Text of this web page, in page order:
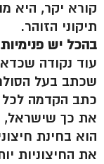
קורא יקר, היא
תיקוני הזוהר.
בהכל יש פנימיות
עוד נקודה
שכתב בעל
כתב הקדמה לכל
את כך שישראל,
הוא בחינת
את החיצוניות